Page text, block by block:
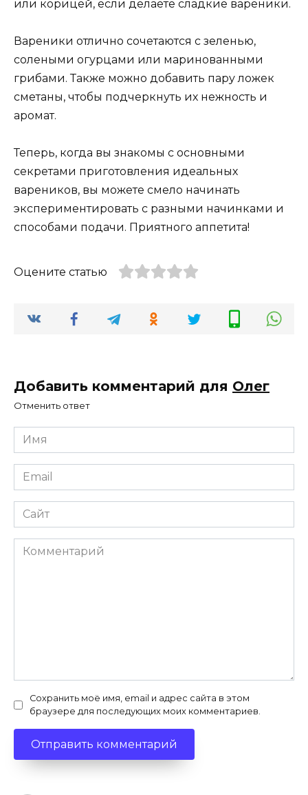
или корицей, если делаете сладкие вареники.
Вареники отлично сочетаются с зеленью,
солеными огурцами или маринованными
грибами. Также можно добавить пару ложек
сметаны, чтобы подчеркнуть их нежность и
аромат.
Теперь, когда вы знакомы с основными
секретами приготовления идеальных
вареников, вы можете смело начинать
экспериментировать с разными начинками и
способами подачи. Приятного аппетита!
Оцените статью
Добавить комментарий для Олег
Отменить ответ
Имя
*
Email
*
Сайт
Комментарий
Сохранить моё имя, email и адрес сайта в этом
браузере для последующих моих комментариев.